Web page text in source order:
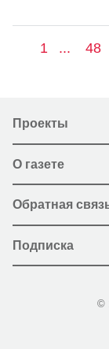
1 ... 48
Проекты
О газете
Обратная
Подписка
©